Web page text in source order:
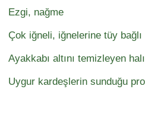
Ezgi, nağme
Çok iğneli, iğnelerine tüy bağlı
Ayakkabı altını temizleyen halı
Uygur kardeşlerin sunduğu